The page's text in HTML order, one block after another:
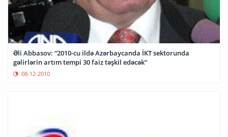
Əli Abbasov: “2010-cu ildə Azərbaycanda İKT sektorunda
gəlirlərin artım tempi 30 faiz təşkil edəcək”
08-12-2010